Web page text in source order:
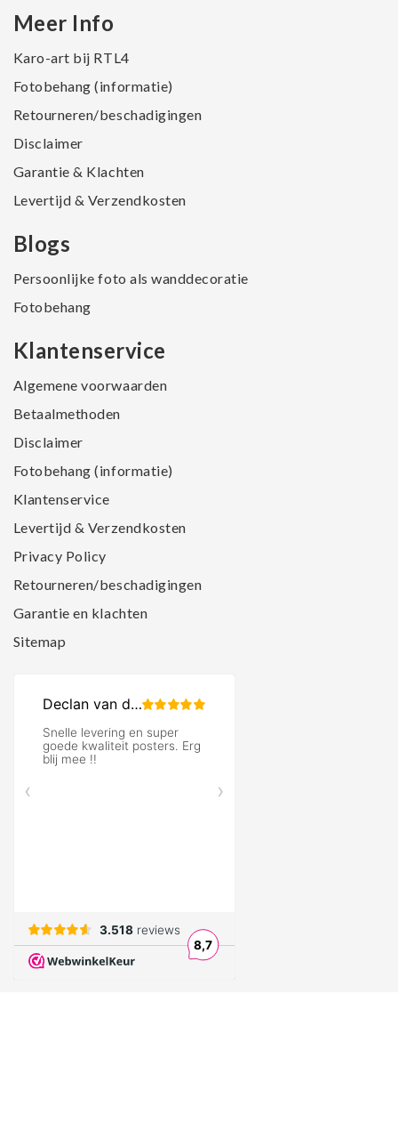
Meer Info
Karo-art bij RTL4
Fotobehang (informatie)
Retourneren/beschadigingen
Disclaimer
Garantie & Klachten
Levertijd & Verzendkosten
Blogs
Persoonlijke foto als wanddecoratie
Fotobehang
Klantenservice
Algemene voorwaarden
Betaalmethoden
Disclaimer
Fotobehang (informatie)
Klantenservice
Levertijd & Verzendkosten
Privacy Policy
Retourneren/beschadigingen
Garantie en klachten
Sitemap